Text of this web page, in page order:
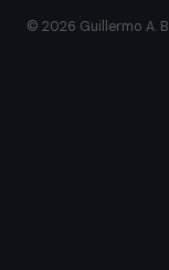
© 2026 Guillermo A.